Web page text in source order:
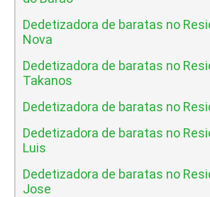
Dedetizadora de baratas no
Nova
Dedetizadora de baratas no
Takanos
Dedetizadora de baratas no
Dedetizadora de baratas no
Luis
Dedetizadora de baratas no
Jose